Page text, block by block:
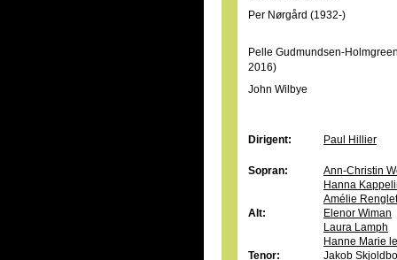
Per Nørgård (1932-)
Pelle Gudmundsen-
2016)
John Wilbye
Dirigent: Paul Hillier
Sopran:
Ann-Christin
Hanna
Amélie Renglet
Alt:
Elenor Wiman
Laura Lamph
Hanne Marie
Tenor:
Jakob